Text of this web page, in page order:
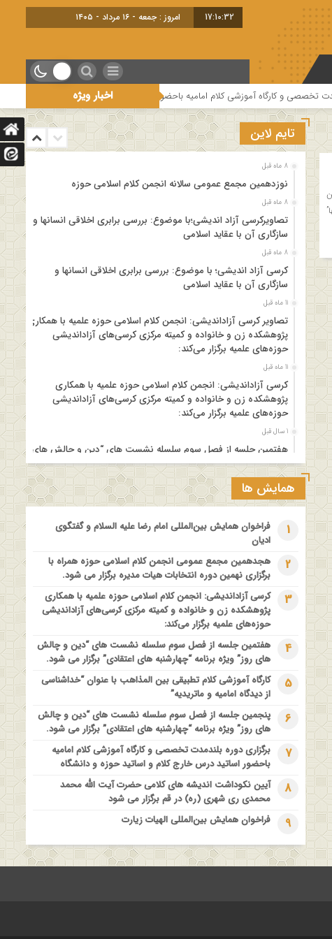
17:10:33 امروز : جمعه - ۱۶ مرداد - ۱۴۰۵
اخبار ویژه
و کارگاه آموزشی کلام امامیه باحضور اساتید درس خارج کلام و اساتید حوزه و دانشگاه
تایم لاین
8 ماه قبل
نوزدهمین مجمع عمومی سالانه انجمن کلام اسلامی حوزه
8 ماه قبل
تصاویرکرسی آزاد اندیشی؛با موضوع: بررسی برابری اخلاقی انسانها و
سازگاری آن با عقاید اسلامی
8 ماه قبل
کرسی آزاد اندیشی؛ با موضوع: بررسی برابری اخلاقی انسانها و
سازگاری آن با عقاید اسلامی
11 ماه قبل
تصاویر کرسی آزاداندیشی: انجمن کلام اسلامی حوزه علمیه با همکاری
پژوهشکده زن و خانواده و کمیته مرکزی کرسی‌های آزاداندیشی
حوزه‌های علمیه برگزار می‌کند:
11 ماه قبل
کرسی آزاداندیشی: انجمن کلام اسلامی حوزه علمیه با همکاری
پژوهشکده زن و خانواده و کمیته مرکزی کرسی‌های آزاداندیشی
حوزه‌های علمیه برگزار می‌کند:
1 سال قبل
هفتمین جلسه از فصل سوم سلسله نشست های “دین و چالش های
روز” ویژه برنامه “چهارشنبه های اعتقادی” برگزار می شود.
مدرسه بهاره بازخوانی آموزه وحیانی بینونت پیشینه // تقریرها // ادله
کارگاه آموزشی کلام تطبیقی بین المذاهب با عنوان “خداشناسی از
دیدگاه امامیه و ماتریدیه”
1 سال قبل
#عقلانی
فراخوان مقاله ویژه سیزدهمین همایش بین المللی’فلسفه دین معاصر
با موضوع: “وحی و نبوت”
همایش ها
1
فراخوان همایش بین‌المللی امام رضا علیه السلام و گفتگوی
ادیان
2
هجدهمین مجمع عمومی انجمن کلام اسلامی حوزه همراه با
برگزاری نهمین دوره انتخابات هیات مدیره برگزار می شود.
3
کرسی آزاداندیشی: انجمن کلام اسلامی حوزه علمیه با همکاری
پژوهشکده زن و خانواده و کمیته مرکزی کرسی‌های آزاداندیشی
حوزه‌های علمیه برگزار می‌کند:
4
هفتمین جلسه از فصل سوم سلسله نشست های “دین و چالش
های روز” ویژه برنامه “چهارشنبه های اعتقادی” برگزار می شود.
5
کارگاه آموزشی کلام تطبیقی بین المذاهب با عنوان “خداشناسی
از دیدگاه امامیه و ماتریدیه”
6
پنجمین جلسه از فصل سوم سلسله نشست های “دین و چالش
های روز” ویژه برنامه “چهارشنبه های اعتقادی” برگزار می شود.
7
برگزاری دوره بلندمدت تخصصی و کارگاه آموزشی کلام امامیه
باحضور اساتید درس خارج کلام و اساتید حوزه و دانشگاه
8
آیین نکوداشت اندیشه های کلامی حضرت آیت الله محمد
محمدی ری شهری (ره) در قم برگزار می شود
9 فراخوان همایش بین‌المللی الهیات زیارت